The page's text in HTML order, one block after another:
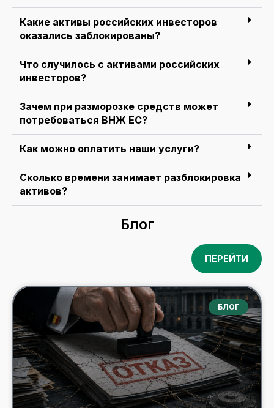
Какие активы российских инвесторов
оказались заблокированы?
Что случилось с активами российских
инвесторов?
Зачем при разморозке средств может
потребоваться ВНЖ ЕС?
Как можно оплатить наши услуги?
Сколько времени занимает разблокировка
активов?
Блог
ПЕРЕЙТИ
БЛОГ